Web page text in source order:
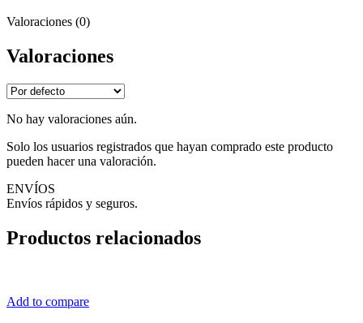
Valoraciones (0)
Valoraciones
No hay valoraciones aún.
Solo los usuarios registrados que hayan comprado este producto
pueden hacer una valoración.
ENVÍOS
Envíos rápidos y seguros.
Productos relacionados
Add to compare